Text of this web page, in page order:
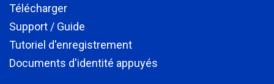
Télécharger
Support / Guide
Tutoriel d'enregistrement
Documents d'identité appuyés